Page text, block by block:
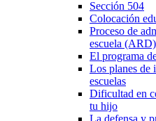
Sección 504
Colocación
Proceso de
escuela (ARD)
El programa
Los planes de
escuelas
Dificultad en
tu hijo
La defensa y